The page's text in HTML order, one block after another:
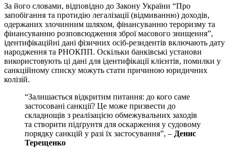
За його словами, відповідно до Закону України “Про
запобігання та протидію легалізації (відмиванню) доходів,
одержаних злочинним шляхом, фінансуванню тероризму та
фінансуванню розповсюдження зброї масового знищення”,
ідентифікаційні дані фізичних осіб-резидентів включають дату
народження та РНОКПП. Оскільки банківські установи
використовують ці дані для ідентифікації клієнтів, помилки у
санкційному списку можуть стати причиною юридичних
колізій.
“Залишається відкритим питання: до кого саме
застосовані санкції? Це може призвести до
складнощів з реалізацією обмежувальних заходів
та створити підґрунтя для оскарження у судовому
порядку санкцій у разі їх застосування”, – Денис
Терещенко